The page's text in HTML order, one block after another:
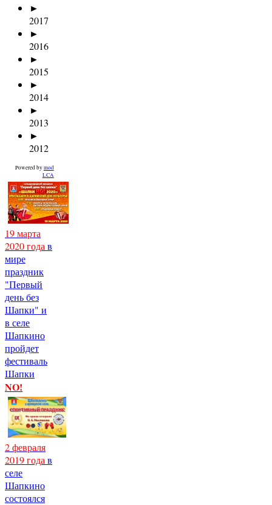
►
2017
►
2016
►
2015
►
2014
►
2013
►
2012
Powered by mod
LCA
19 марта
2020 года в
мире
праздник
"Первый
день без
Шапки" и
в селе
Шапкино
пройдет
фестиваль
Шапки
NO!
2 февраля
2019 года в
селе
Шапкино
состоялся